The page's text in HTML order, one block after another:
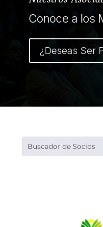
Conoce a los
¿Deseas Ser